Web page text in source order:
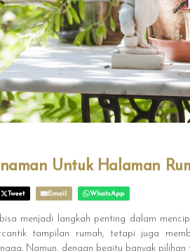
Untuk Halaman
Tweet Email WhatsApp
menjadi langkah penting dalam
tampilan rumah, tetapi juga
Namun, dengan begitu banyak